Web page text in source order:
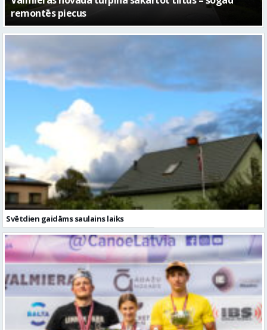
– kā attīstīsies “Kurtuve”
Svētdien gaidāms saulains laiks